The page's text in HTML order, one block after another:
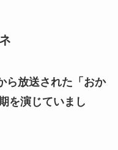
ら放送された「おか
を演じていまし